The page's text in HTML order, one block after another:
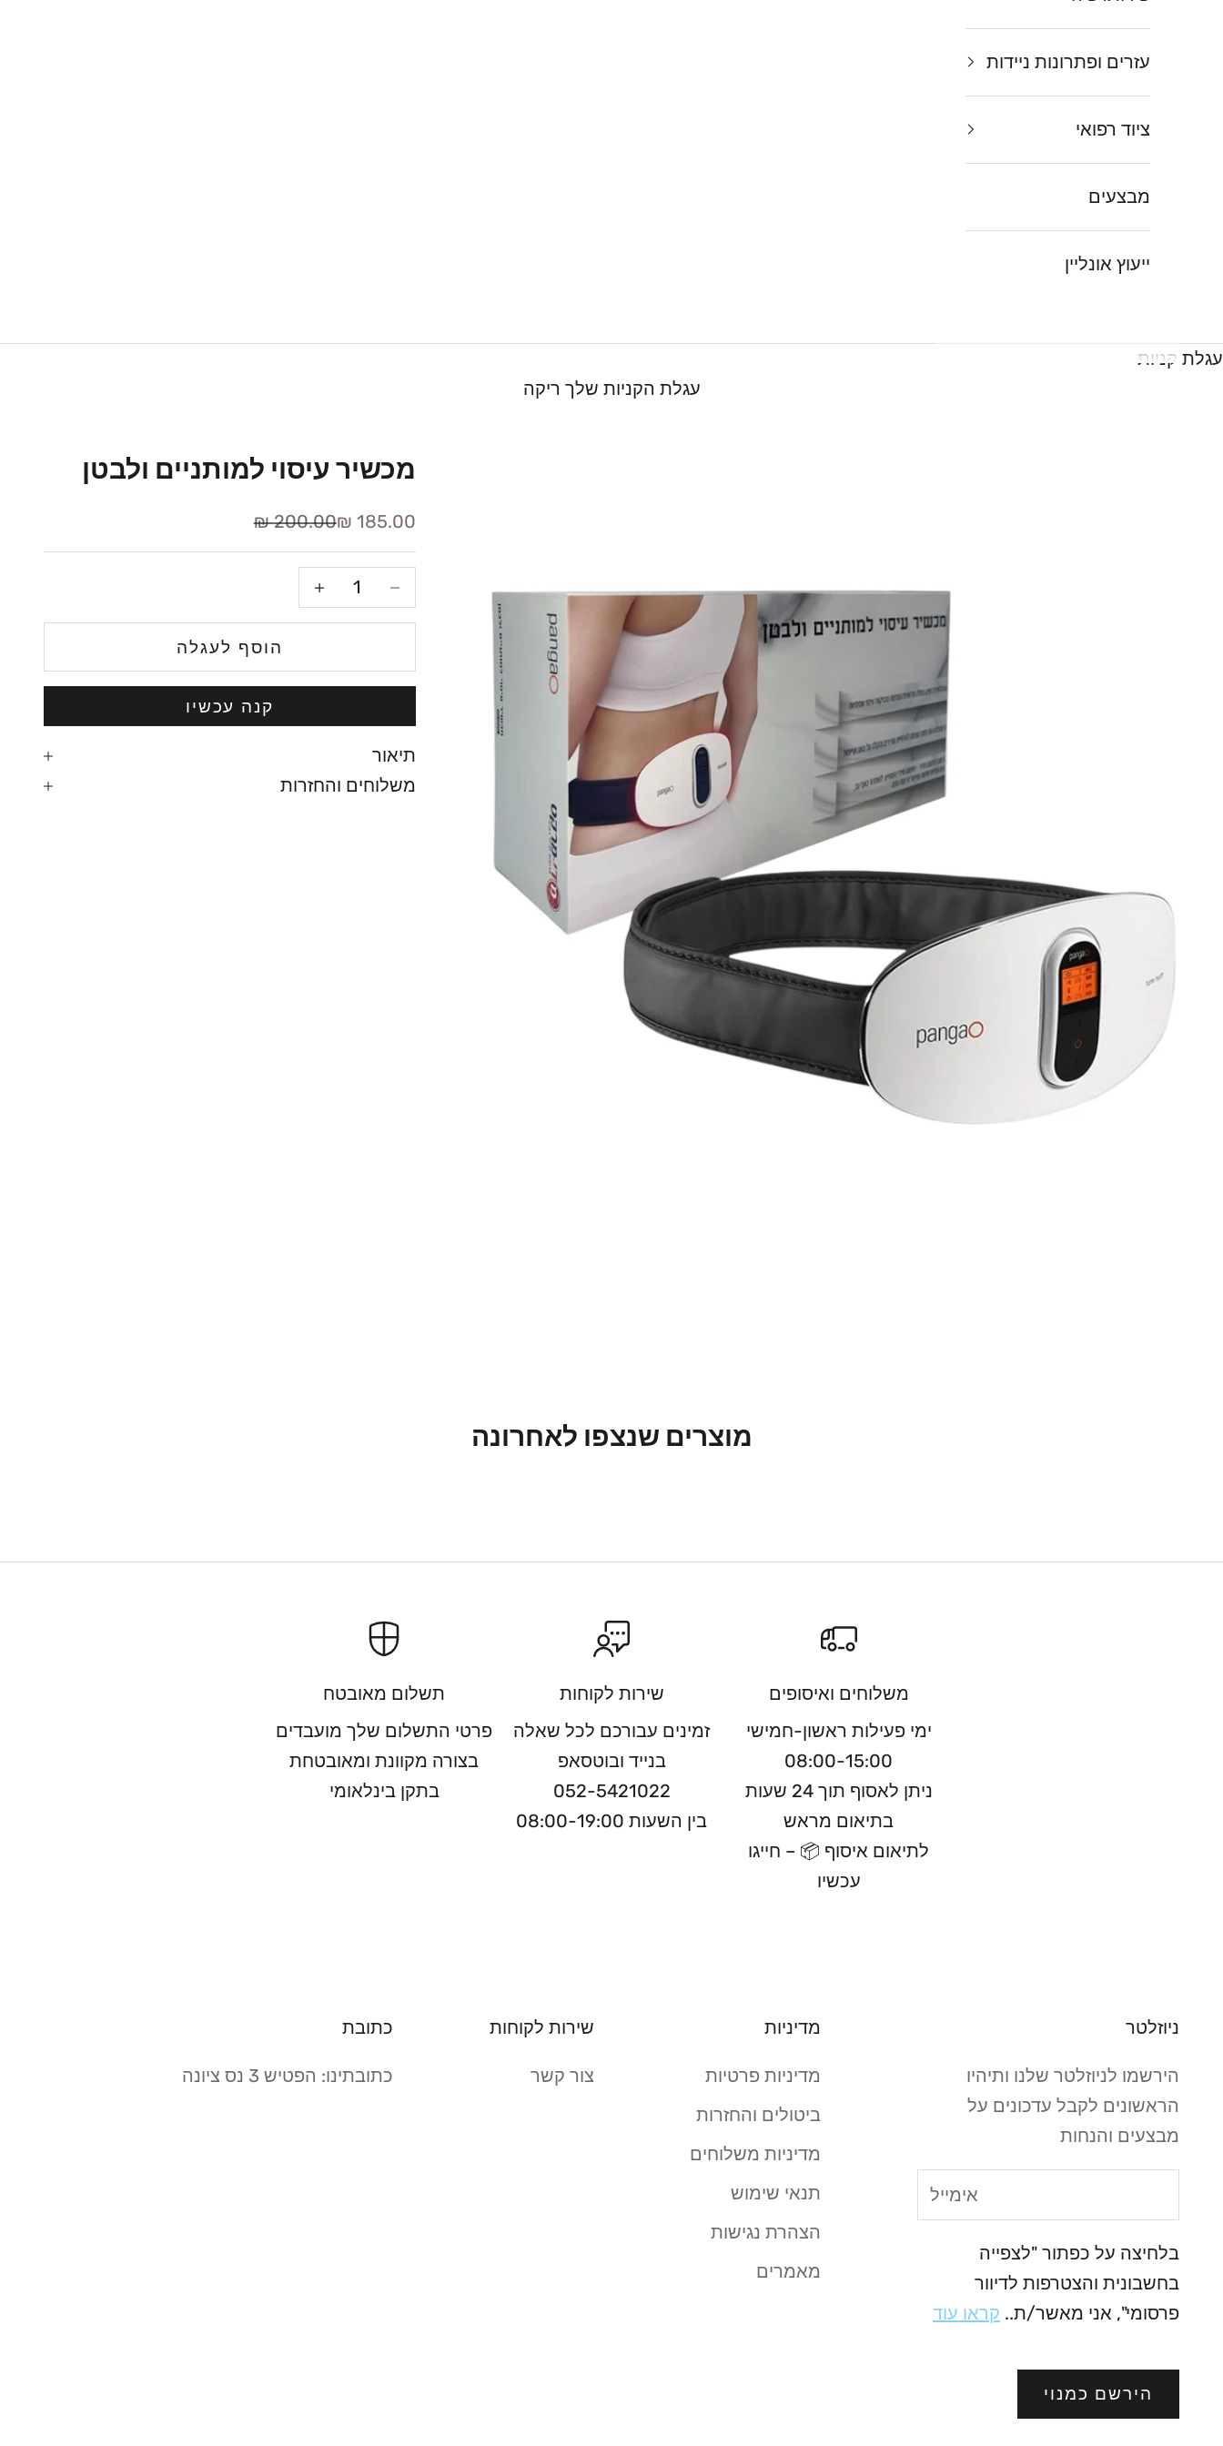
עזרים ופתרונות ניידות
ציוד רפואי
מבצעים
ייעוץ אונליין
עגלת קניות
עגלת הקניות שלך ריקה
מכשיר עיסוי למותניים ולבטן
מחיר מבצע
185.00 ₪ מחיר רגיל
200.00 ₪
הקטנת הכמותהגדלת הכמות
הוסף לעגלה
קנה עכשיו
תיאור
משלוחים והחזרות
מוצרים שנצפו לאחרונה
משלוחים ואיסופים
ימי פעילות ראשון-חמישי
08:00-15:00
ניתן לאסוף תוך 24 שעות
בתיאום מראש
לתיאום איסוף 📦 – חייגו
עכשיו
שירות לקוחות
זמינים עבורכם לכל שאלה
בנייד ובוטסאפ
052-5421022
בין השעות 08:00-19:00
תשלום מאובטח
פרטי התשלום שלך מועבדים
בצורה מקוונת ומאובטחת
בתקן בינלאומי
ניוזלטר
הירשמו לניוזלטר שלנו ותיהיו
הראשונים לקבל עדכונים על
מבצעים והנחות
בלחיצה על כפתור "לצפייה
בחשבונית והצטרפות לדיוור
פרסומי", אני מאשר/ת.. קראו עוד
הירשם כמנוי
מדיניות
מדיניות פרטיות
ביטולים והחזרות
מדיניות משלוחים
תנאי שימוש
הצהרת נגישות
מאמרים
שירות לקוחות
צור קשר
כתובת
כתובתינו: הפטיש 3 נס ציונה